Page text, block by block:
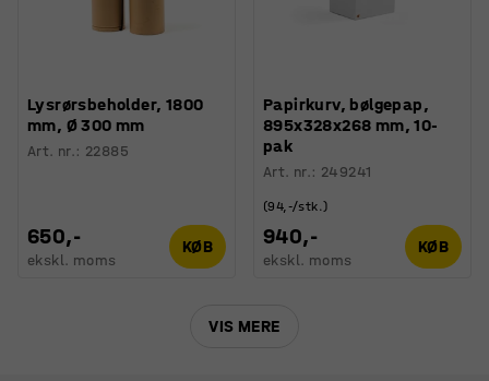
Lysrørsbeholder, 1800
mm, Ø 300 mm
Art. nr.: 22885
650,-
ekskl. moms
KØB
Papirkurv, bølgepap,
895x328x268 mm, 10-
pak
Art. nr.: 249241
940,-
(94,-/stk.)
ekskl. moms
KØB
VIS MERE